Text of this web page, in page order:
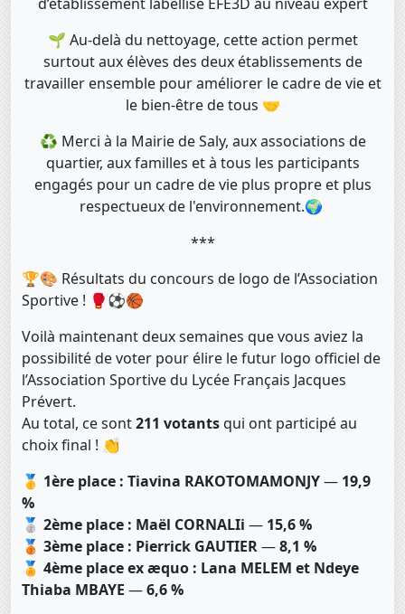
🌱 Au-delà du nettoyage, cette action permet
surtout aux élèves des deux établissements de
travailler ensemble pour améliorer le cadre de vie et
le bien-être de tous 🤝
♻️ Merci à la Mairie de Saly, aux associations de
quartier, aux familles et à tous les participants
engagés pour un cadre de vie plus propre et plus
respectueux de l'environnement.🌍
***
🏆🎨 Résultats du concours de logo de l’Association
Sportive ! 🥊⚽🏀
Voilà maintenant deux semaines que vous aviez la
possibilité de voter pour élire le futur logo officiel de
l’Association Sportive du Lycée Français Jacques
Prévert.
Au total, ce sont211 votantsqui ont participé au
choix final ! 👏
🥇 1ère place : Tiavina RAKOTOMAMONJY— 19,9
%
🥈 2ème place : Maël CORNALIi — 15,6 %
🥉 3ème place : Pierrick GAUTIER—8,1 %
🏅 4ème place ex æquo : Lana MELEM et Ndeye
Thiaba MBAYE —6,6 %